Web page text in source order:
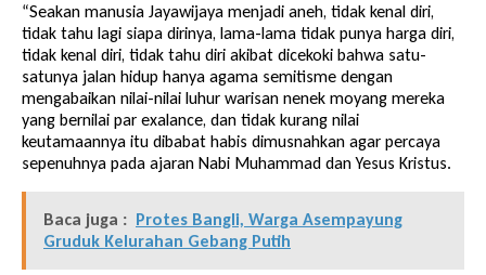
“Seakan manusia Jayawijaya menjadi aneh, tidak kenal diri,
tidak tahu lagi siapa dirinya, lama-lama tidak punya harga diri,
tidak kenal diri, tidak tahu diri akibat dicekoki bahwa satu-
satunya jalan hidup hanya agama semitisme dengan
mengabaikan nilai-nilai luhur warisan nenek moyang mereka
yang bernilai par exalance, dan tidak kurang nilai
keutamaannya itu dibabat habis dimusnahkan agar percaya
sepenuhnya pada ajaran Nabi Muhammad dan Yesus Kristus.
Baca juga : Protes Bangli, Warga Asempayung
Gruduk Kelurahan Gebang Putih